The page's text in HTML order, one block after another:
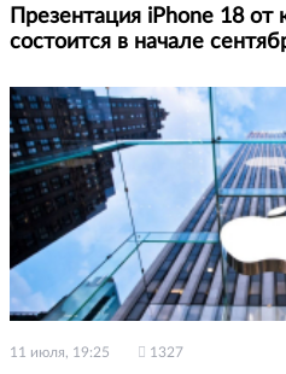
Презентация iPhone 18 от
состоится в начале
11 июля, 19:25 1327